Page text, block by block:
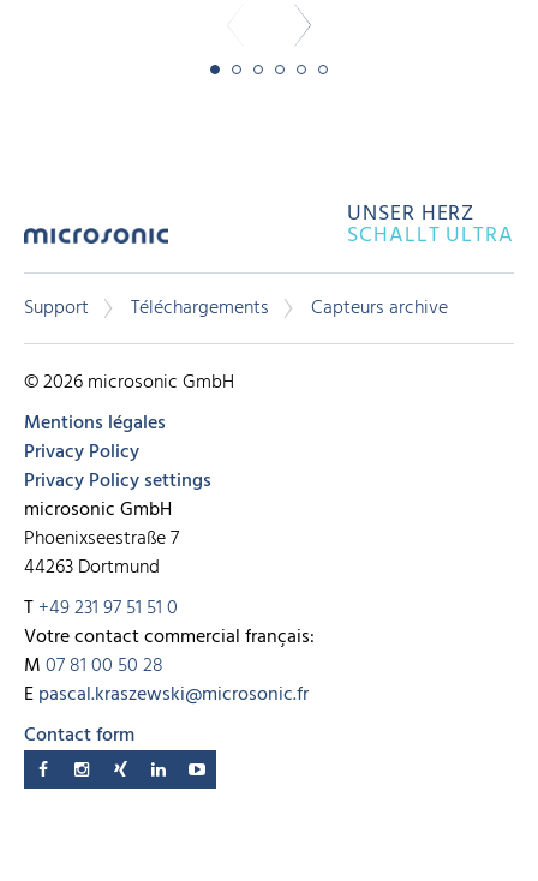
UNSER HERZ
SCHALLT ULTRA
Support Téléchargements Capteurs archive
© 2026 microsonic GmbH
Mentions légales
Privacy Policy
Privacy Policy settings
microsonic GmbH
Phoenixseestraße 7
44263 Dortmund
T+49 231 97 51 51 0
Votre contact commercial français:
M07 81 00 50 28
Epascal.kraszewski@microsonic.fr
Contact form